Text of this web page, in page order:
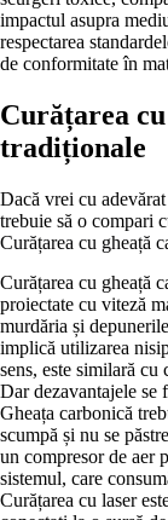
impactul asupra
respectarea
de conformitate în
Curățarea
tradiționale
Dacă vrei cu
trebuie să o compari
Curățarea cu gheață
Curățarea cu gheață
proiectate cu viteză
murdăria și
implică utilizarea
sens, este similară cu
Dar dezavantajele se
Gheața carbonică
scumpă și nu se
un compresor de aer
sistemul, care
Curățarea cu laser